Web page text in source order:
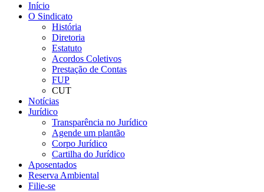
Início
O Sindicato
História
Diretoria
Estatuto
Acordos Coletivos
Prestação de Contas
FUP
CUT
Notícias
Jurídico
Transparência no Jurídico
Agende um plantão
Corpo Jurídico
Cartilha do Jurídico
Aposentados
Reserva Ambiental
Filie-se